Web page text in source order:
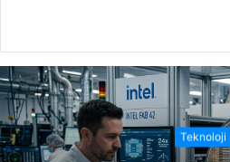
b
s
i
t
e
Teknoloji